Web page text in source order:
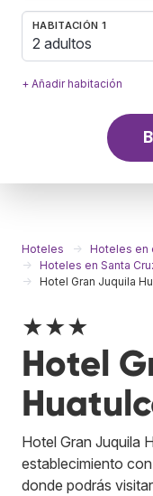
HABITACIÓN 1
2 adultos
+ Añadir habitación
Hoteles Hoteles en
Hoteles en Santa
Hotel Gran Juquila
★★★
Hotel
Hotel Gran Juquila
establecimiento
donde podrás